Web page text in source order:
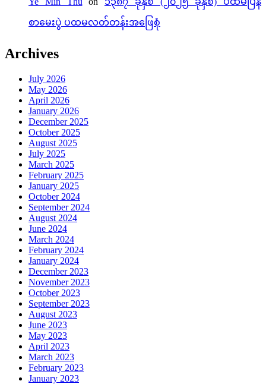
စာမေးပွဲ ပထမလတ်တန်းအဖြေစုံ
Archives
July 2026
May 2026
April 2026
January 2026
December 2025
October 2025
August 2025
July 2025
March 2025
February 2025
January 2025
October 2024
September 2024
August 2024
June 2024
March 2024
February 2024
January 2024
December 2023
November 2023
October 2023
September 2023
August 2023
June 2023
May 2023
April 2023
March 2023
February 2023
January 2023